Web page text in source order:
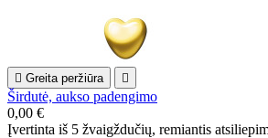
 Greita peržiūra 
Širdutė, aukso padengimo
0,00 €
Įvertinta iš 5 žvaigždučių, remiantis